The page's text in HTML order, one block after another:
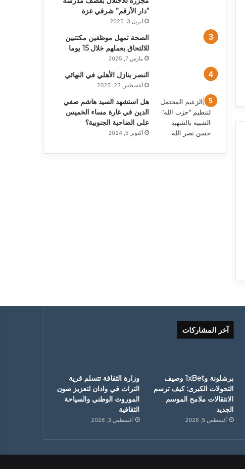
“دار الأرقم” شرقي غزة
أبريل 3, 2025
الصحة تمهل موظفين مكتتبين
للالتحاق بعملهم خلال 15 يوما
مارس 7, 2025
النصر ينازل الأهلي في النهائي
أغسطس 23, 2025
هل استشهد السيد هاشم صفي
الدين في غارة مساء الخميس
على الضاحية الجنوبية؟
أكتوبر 5, 2024
آخر المشاركات
برشلونة و1xBet وصيف
التحولات الكبرى: كيف ترسم
الانتقالات ملامح الموسم
الجديد
أغسطس 5, 2026
وزارة الثقافة تتسلم قرية
التراث في وادان لتعزيز صون
الموروث الوطني والسياحة
الثقافية
أغسطس 3, 2026